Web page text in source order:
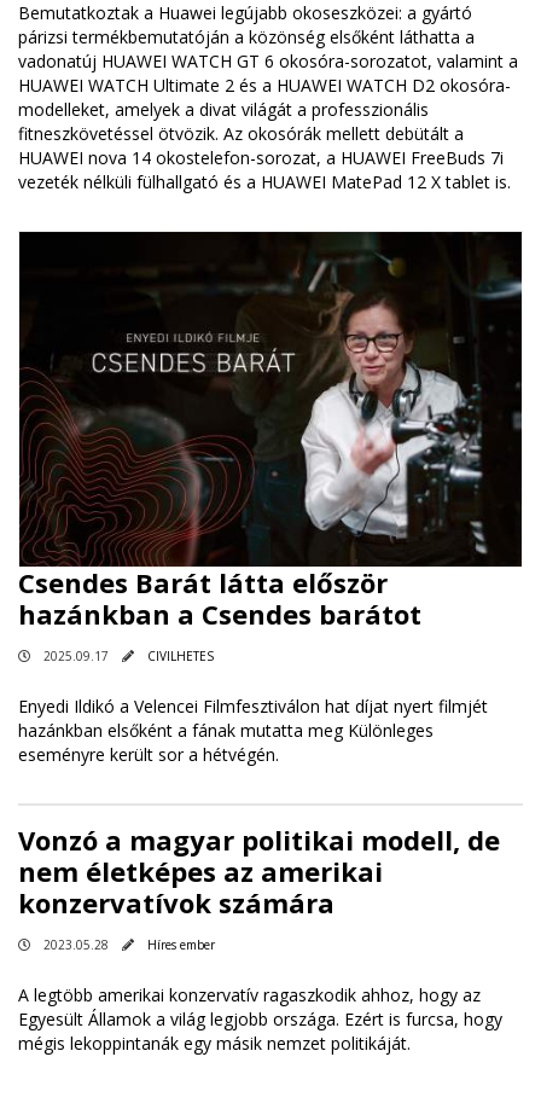
Bemutatkoztak a Huawei legújabb okoseszközei: a gyártó
párizsi termékbemutatóján a közönség elsőként láthatta a
vadonatúj HUAWEI WATCH GT 6 okosóra-sorozatot, valamint a
HUAWEI WATCH Ultimate 2 és a HUAWEI WATCH D2 okosóra-
modelleket, amelyek a divat világát a professzionális
fitneszkövetéssel ötvözik. Az okosórák mellett debütált a
HUAWEI nova 14 okostelefon-sorozat, a HUAWEI FreeBuds 7i
vezeték nélküli fülhallgató és a HUAWEI MatePad 12 X tablet is.
Csendes Barát látta először
hazánkban a Csendes barátot
2025.09.17 CIVILHETES
Enyedi Ildikó a Velencei Filmfesztiválon hat díjat nyert filmjét
hazánkban elsőként a fának mutatta meg Különleges
eseményre került sor a hétvégén.
Vonzó a magyar politikai modell, de
nem életképes az amerikai
konzervatívok számára
2023.05.28 Híres ember
A legtöbb amerikai konzervatív ragaszkodik ahhoz, hogy az
Egyesült Államok a világ legjobb országa. Ezért is furcsa, hogy
mégis lekoppintanák egy másik nemzet politikáját.